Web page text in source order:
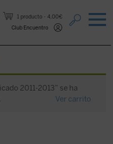
1 producto
4,00€
Club Encuentro
2011-2013” se ha
Ver carrito